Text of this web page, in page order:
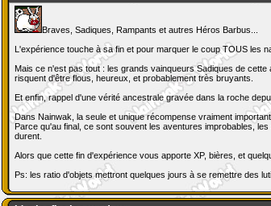
Braves, Sadiques, Rampants et autres Héros Barbus...
L'expérience touche à sa fin et pour marquer le coup TOUS les
Mais ce n'est pas tout : les grands vainqueurs Sadiques de
risquent d'être flous, heureux, et probablement très bruyants.
Et enfin, rappel d'une vérité ancestrale gravée dans la roche
Dans Nainwak, la seule et unique récompense vraiment
Parce qu'au final, ce sont souvent les aventures improbables,
durent.
Alors que cette fin d'expérience vous apporte XP, bières, et
Ps: les ratio d'objets mettront quelques jours à se remettre des